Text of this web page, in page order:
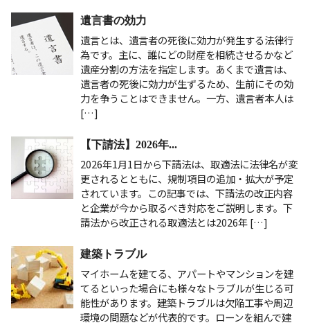
遺言書の効力
遺言とは、遺言者の死後に効力が発生する法律行
為です。主に、誰にどの財産を相続させるかなど
遺産分割の方法を指定します。あくまで遺言は、
遺言者の死後に効力が生ずるため、生前にその効
力を争うことはできません。一方、遺言者本人は
[…]
【下請法】2026年...
2026年1月1日から下請法は、取適法に法律名が変
更されるとともに、規制項目の追加・拡大が予定
されています。この記事では、下請法の改正内容
と企業が今から取るべき対応をご説明します。下
請法から改正される取適法とは2026年 […]
建築トラブル
マイホームを建てる、アパートやマンションを建
てるといった場合にも様々なトラブルが生じる可
能性があります。建築トラブルは欠陥工事や周辺
環境の問題などが代表的です。ローンを組んで建